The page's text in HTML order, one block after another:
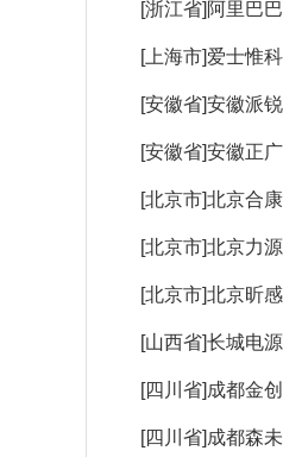
[浙江省]阿里巴
[上海市]爱士惟
[安徽省]安徽派
[安徽省]安徽正
[北京市]北京合
[北京市]北京力
[北京市]北京昕
[山西省]长城电
[四川省]成都金
[四川省]成都森